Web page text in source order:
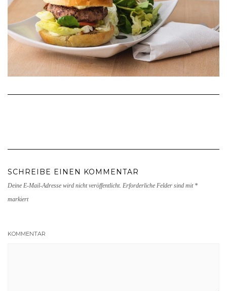
SCHREIBE EINEN KOMMENTAR
Deine E-Mail-Adresse wird nicht veröffentlicht. Erforderliche Felder sind mit *
markiert
KOMMENTAR